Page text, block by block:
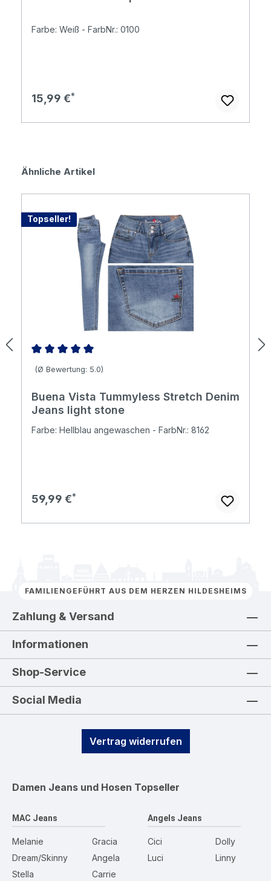
Farbe: Weiß - FarbNr.: 0100
Regulärer Preis:
15,99 €
Produktgalerie überspringen
Ähnliche Artikel
Topseller!
Durchschnittliche Bewertung von 5 von 5 Sternen
(Ø Bewertung: 5.0)
Buena Vista Tummyless Stretch Denim
Jeans light stone
Farbe: Hellblau angewaschen - FarbNr.: 8162
Regulärer Preis:
59,99 €
FAMILIENGEFÜHRT AUS DEM HERZEN HILDESHEIMS
Zahlung & Versand
Informationen
Shop-Service
Social Media
Vertrag widerrufen
Damen Jeans und Hosen Topseller
MAC Jeans
Melanie
Dream/Skinny
Stella
Gracia
Angela
Carrie
Angels Jeans
Cici
Luci
Dolly
Linny